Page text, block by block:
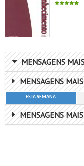
MENSAGENS
MENSAGENS
ESTA SEMANA
MENSAGENS